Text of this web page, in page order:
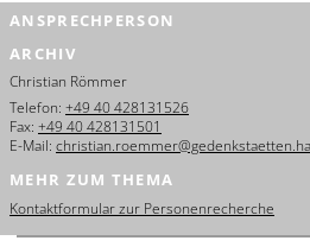
Français
Dansk
Español
ANSPRECHPERSON
ARCHIV
Christian Römmer
Telefon: +49 40 428131526
Fax: +49 40 428131501
E-Mail:
MEHR ZUM THEMA
Kontaktformular zur Personenrecherche